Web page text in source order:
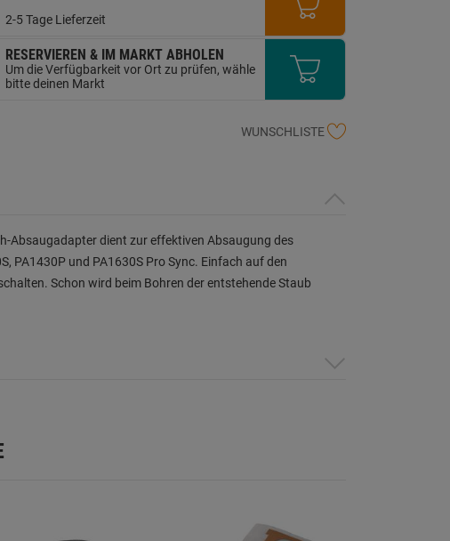
2-5 Tage Lieferzeit
RESERVIEREN & IM MARKT ABHOLEN
Um die Verfügbarkeit vor Ort zu prüfen, wähle
bitte deinen Markt
WUNSCHLISTE
Absaugadapter dient zur effektiven Absaugung des
PA1430P und PA1630S Pro Sync. Einfach auf den
Schon wird beim Bohren der entstehende Staub